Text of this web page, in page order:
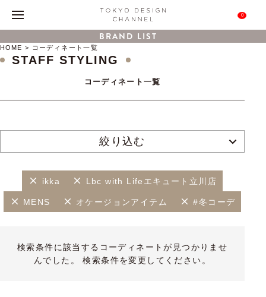
0
BRAND LIST
HOME コーディネート一覧
STAFF STYLING
コーディネート一覧
絞り込む
ikka Lbc with Lifeエキュート立川店
MENS オケージョンアイテム #冬コーデ
検索条件に該当するコーディネートが見つかりませ
んでした。 検索条件を変更してください。